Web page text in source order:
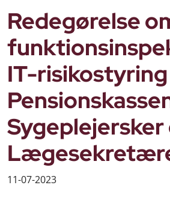
Redegørelse
IT-
Sygeplejersker
11-07-2023